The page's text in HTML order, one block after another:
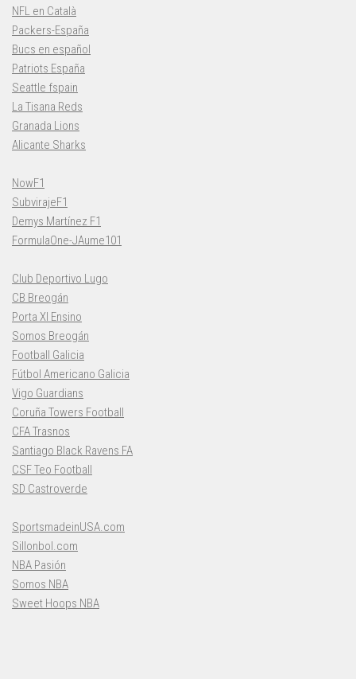
NFL en Català
Packers-España
Bucs en español
Patriots España
Seattle fspain
La Tisana Reds
Granada Lions
Alicante Sharks
NowF1
SubvirajeF1
Demys Martínez F1
FormulaOne-JAume101
Club Deportivo Lugo
CB Breogán
Porta XI Ensino
Somos Breogán
Football Galicia
Fútbol Americano Galicia
Vigo Guardians
Coruña Towers Football
CFA Trasnos
Santiago Black Ravens FA
CSF Teo Football
SD Castroverde
SportsmadeinUSA.com
Sillonbol.com
NBA Pasión
Somos NBA
Sweet Hoops NBA